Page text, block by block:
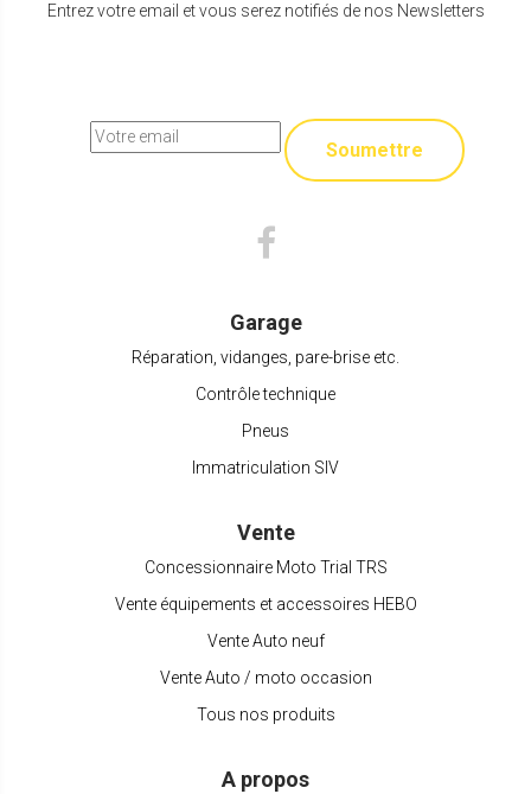
Entrez votre email et vous serez notifiés de nos Newsletters
Soumettre
Garage
Réparation, vidanges, pare-brise etc.
Contrôle technique
Pneus
Immatriculation SIV
Vente
Concessionnaire Moto Trial TRS
Vente équipements et accessoires HEBO
Vente Auto neuf
Vente Auto / moto occasion
Tous nos produits
A propos